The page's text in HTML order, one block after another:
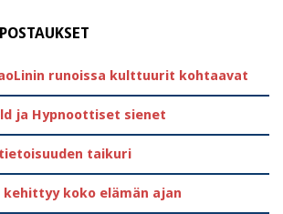
runoissa kulttuurit kohtaavat
ja Hypnoottiset sienet
taikuri
koko elämän ajan